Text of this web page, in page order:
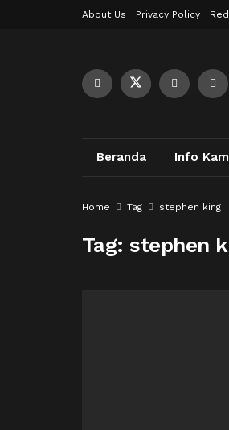
About Us Privacy Policy
Beranda Info
Home Tag stephen king
Tag:stephen